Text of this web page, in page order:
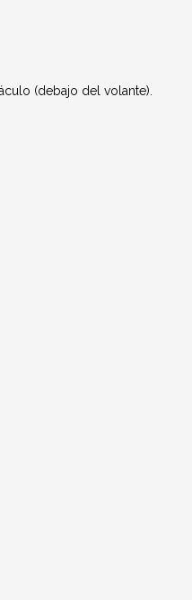
(debajo del volante).